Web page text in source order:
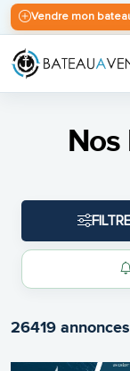
Vendre mon
Nos
26419